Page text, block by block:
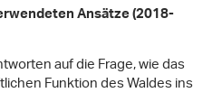
Ansätze (2018-
auf die Frage, wie das
Funktion des Waldes ins